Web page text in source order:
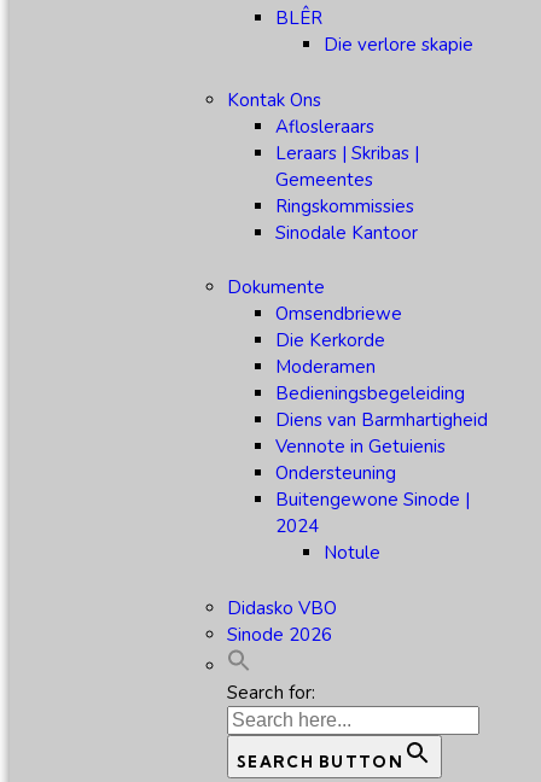
BLÊR
Die verlore skapie
Kontak Ons
Aflosleraars
Leraars | Skribas |
Gemeentes
Ringskommissies
Sinodale Kantoor
Dokumente
Omsendbriewe
Die Kerkorde
Moderamen
Bedieningsbegeleiding
Diens van Barmhartigheid
Vennote in Getuienis
Ondersteuning
Buitengewone Sinode |
2024
Notule
Didasko VBO
Sinode 2026
Search for:
SEARCH BUTTON